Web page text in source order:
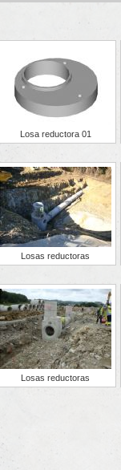
Losa reductora 01
Losas reductoras
Losas reductoras